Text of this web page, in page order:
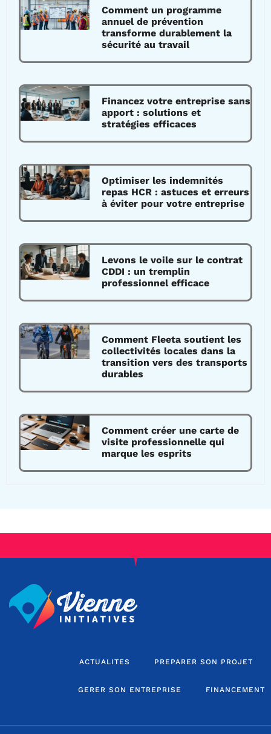
Comment un programme
annuel de prévention
transforme durablement la
sécurité au travail
Financez votre entreprise sans
apport : solutions et
stratégies efficaces
Optimiser les indemnités
repas HCR : astuces et erreurs
à éviter pour votre entreprise
Levons le voile sur le contrat
CDDI : un tremplin
professionnel efficace
Comment Fleeta soutient les
collectivités locales dans la
transition vers des transports
durables
Comment créer une carte de
visite professionnelle qui
marque les esprits
ACTUALITES PREPARER SON PROJET
GERER SON ENTREPRISE FINANCEMENT